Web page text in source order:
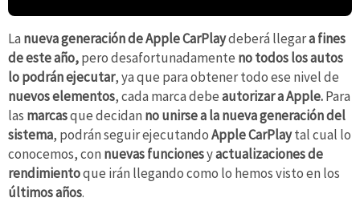
La nueva generación de Apple CarPlaydeberá llegara fines
de este año,pero desafortunadamente no todos los autos
lo podrán ejecutar, ya que para obtener todo ese nivel de
nuevos elementos, cada marca debeautorizar a Apple.Para
las marcasque decidan no unirse a la nueva generación del
sistema, podrán seguir ejecutandoApple CarPlaytal cual lo
conocemos, con nuevas funcionesyactualizaciones de
rendimientoque irán llegando como lo hemos visto en los
últimos años.